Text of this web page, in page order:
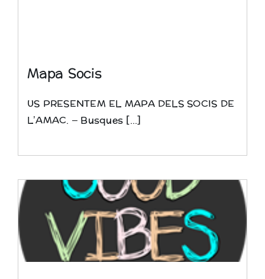
Mapa Socis
US PRESENTEM EL MAPA DELS SOCIS DE
L’AMAC. – Busques [...]